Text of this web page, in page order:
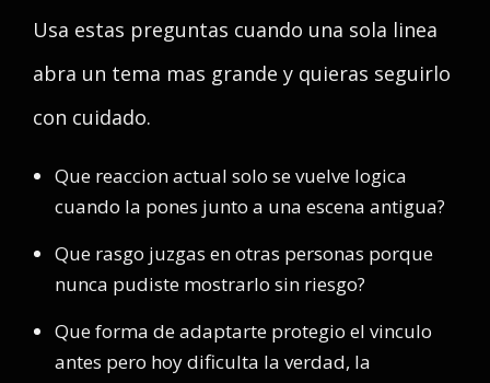
Usa estas preguntas cuando una sola linea
abra un tema mas grande y quieras seguirlo
con cuidado.
Que reaccion actual solo se vuelve logica
cuando la pones junto a una escena antigua?
Que rasgo juzgas en otras personas porque
nunca pudiste mostrarlo sin riesgo?
Que forma de adaptarte protegio el vinculo
antes pero hoy dificulta la verdad, la